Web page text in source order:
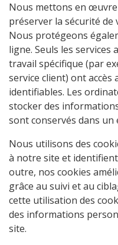
Nous mettons en
préserver la sécurité
Nous protégeons
ligne. Seuls les services
travail spécifique (par
service client) ont
identifiables. Les
stocker des
sont conservés dans
Nous utilisons des
à notre site et
outre, nos cookies
grâce au suivi et au
cette utilisation des
des informations
site.